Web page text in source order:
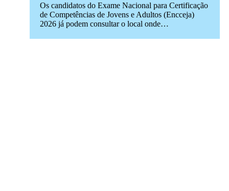
Os candidatos do Exame Nacional para Certificação
de Competências de Jovens e Adultos (Encceja)
2026 já podem consultar o local onde…